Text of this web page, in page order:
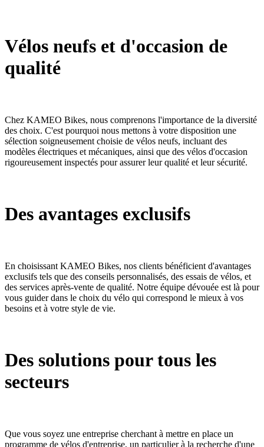
Vélos neufs et d'occasion de
qualité
Chez KAMEO Bikes, nous comprenons l'importance de la diversité
des choix. C'est pourquoi nous mettons à votre disposition une
sélection soigneusement choisie de vélos neufs, incluant des
modèles électriques et mécaniques, ainsi que des vélos d'occasion
rigoureusement inspectés pour assurer leur qualité et leur sécurité.
Des avantages exclusifs
En choisissant KAMEO Bikes, nos clients bénéficient d'avantages
exclusifs tels que des conseils personnalisés, des essais de vélos, et
des services après-vente de qualité. Notre équipe dévouée est là pour
vous guider dans le choix du vélo qui correspond le mieux à vos
besoins et à votre style de vie.
Des solutions pour tous les
secteurs
Que vous soyez une entreprise cherchant à mettre en place un
programme de vélos d'entreprise, un particulier à la recherche d'une